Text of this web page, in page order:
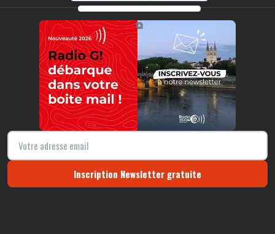
https://radio-g.fr?6374
⧉
Inscription Newsletter gratuite